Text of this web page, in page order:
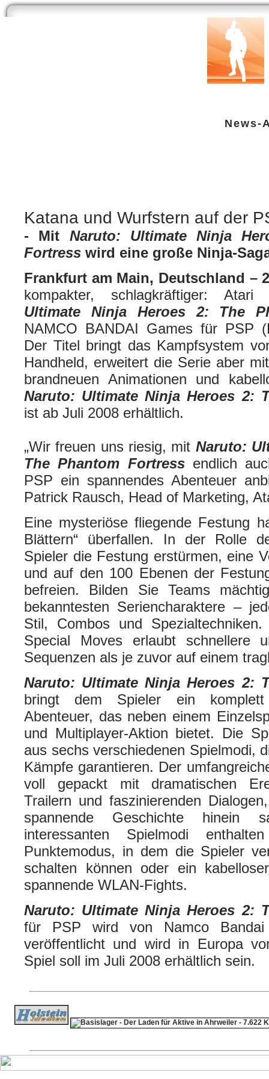
News-
Katana und Wurfstern auf der
- Mit Naruto: Ultimate Ninja
Fortress wird eine große Ninja-
Frankfurt am Main, Deutschland –
kompakter, schlagkräftiger:
Ultimate Ninja Heroes 2: The
NAMCO BANDAI Games für PSP
Der Titel bringt das Kampfsystem
Handheld, erweitert die Serie aber
brandneuen Animationen und
Naruto: Ultimate Ninja Heroes 2:
ist ab Juli 2008 erhältlich.
„Wir freuen uns riesig, mit Naruto:
The Phantom Fortress endlich
PSP ein spannendes Abenteuer
Patrick Rausch, Head of Marketing,
Eine mysteriöse fliegende Festung
Blättern“ überfallen. In der Rolle
Spieler die Festung erstürmen, eine
und auf den 100 Ebenen der
befreien. Bilden Sie Teams
bekanntesten Seriencharaktere –
Stil, Combos und
Special Moves erlaubt schnellere
Sequenzen als je zuvor auf einem
Naruto: Ultimate Ninja Heroes 2:
bringt dem Spieler ein komplett
Abenteuer, das neben einem
und Multiplayer-Aktion bietet. Die
aus sechs verschiedenen Spielmodi,
Kämpfe garantieren. Der
voll gepackt mit dramatischen
Trailern und faszinierenden
spannende Geschichte hinein
interessanten Spielmodi
Punktemodus, in dem die Spieler
schalten können oder ein
spannende WLAN-Fights.
Naruto: Ultimate Ninja Heroes 2:
für PSP wird von Namco
veröffentlicht und wird in Europa
Spiel soll im Juli 2008 erhältlich sein.